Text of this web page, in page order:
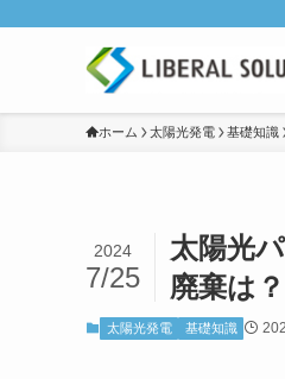
ホーム 太陽光発電 基礎知識
太陽光
廃棄は？
2024
7/25
太陽光発電 基礎知識